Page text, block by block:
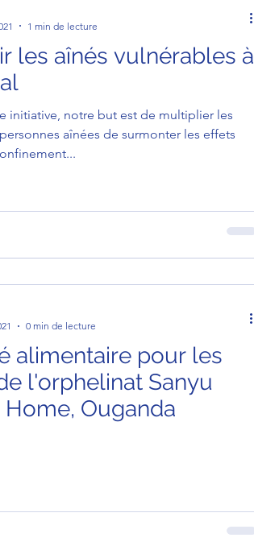
les aînés vulnérables à
initiative, notre but est de multiplier les
aînées de surmonter les effets
1 min de lecture
alimentaire pour les
l'orphelinat Sanyu
Home, Ouganda
0 min de lecture